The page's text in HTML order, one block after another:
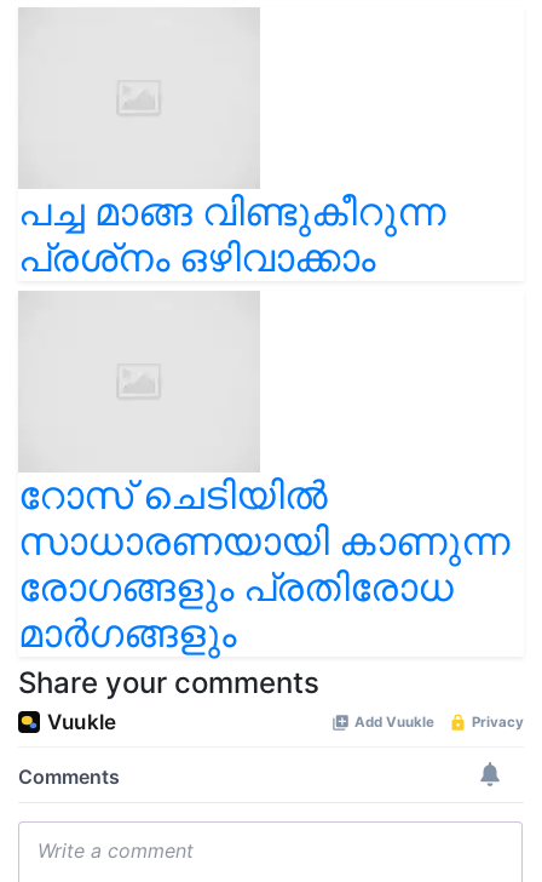
പച്ച മാങ്ങ വിണ്ടുകീറുന്ന
പ്രശ്‍നം ഒഴിവാക്കാം
റോസ് ചെടിയിൽ
സാധാരണയായി കാണുന്ന
രോഗങ്ങളും പ്രതിരോധ
മാര്‍ഗങ്ങളും
Share your comments